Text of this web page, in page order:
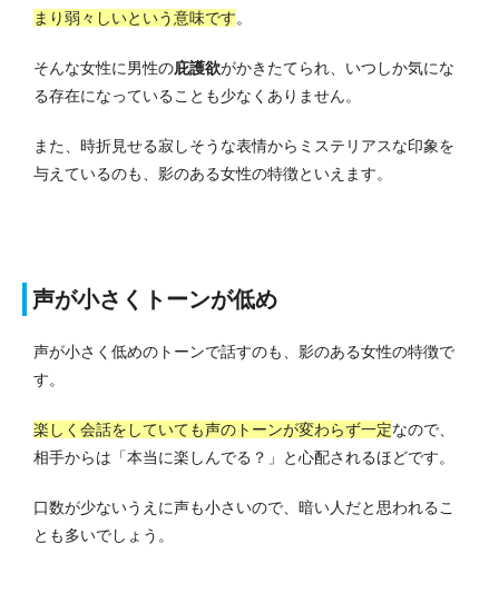
まり弱々しいという意味です。
そんな女性に男性の庇護欲がかきたてられ、いつしか気にな
る存在になっていることも少なくありません。
また、時折見せる寂しそうな表情からミステリアスな印象を
与えているのも、影のある女性の特徴といえます。
声が小さくトーンが低め
声が小さく低めのトーンで話すのも、影のある女性の特徴で
す。
楽しく会話をしていても声のトーンが変わらず一定なので、
相手からは「本当に楽しんでる？」と心配されるほどです。
口数が少ないうえに声も小さいので、暗い人だと思われるこ
とも多いでしょう。